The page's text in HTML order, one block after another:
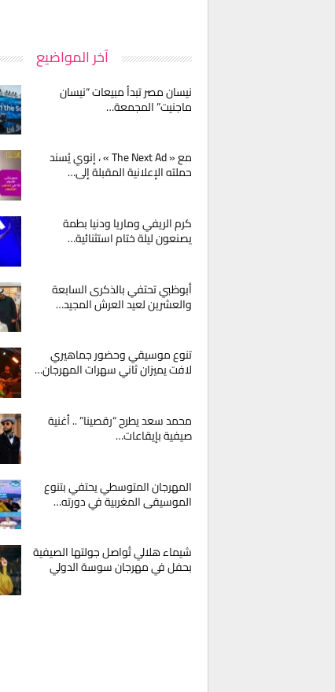
آخر المواضيع
نيسان مصر تبدأ مبيعات “نيسان
ماجنيت” المجمعة…
مع « The Next Ad » ، إنوي يُسند
حملته الإعلانية المقبلة إلى…
كرم الريفي وماريا ودنيا بطمة
يصنعون ليلة ختام استثنائية…
أبوظبي تحتفي بالذكرى السابعة
والعشرين لعيد العرش المجيد…
تنوع موسيقي وحضور جماهيري
لافت يميزان ثاني سهرات المهرجان…
محمد سعد يطرح “رقصينا” .. أغنية
صيفية بإيقاعات…
المهرجان المتوسطي يحتفي بتنوع
الموسيقى المغربية في دورته…
شيماء هلالي تُواصل جولتها الصيفية
بحفل في مهرجان سوسة الدولي